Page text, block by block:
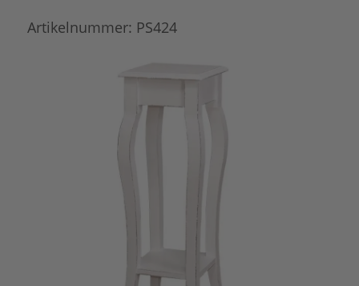
Artikelnummer: PS424